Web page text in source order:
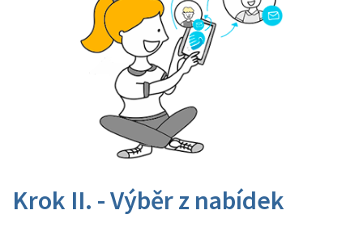
Krok II. - Výběr z nabídek